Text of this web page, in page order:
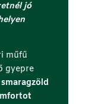
jó
műfű
gyepre